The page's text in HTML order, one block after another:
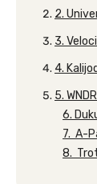
2.
3.
4.
5.
6.
7. A-
8.